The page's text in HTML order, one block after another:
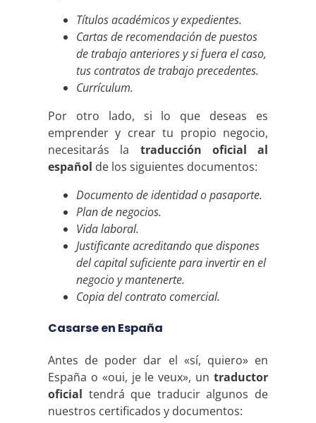
Títulos académicos y expedientes.
Cartas de recomendación de puestos
de trabajo anteriores y si fuera el caso,
tus contratos de trabajo precedentes.
Currículum.
Por otro lado, si lo que deseas es
emprender y crear tu propio negocio,
necesitarás la traducción oficial al
español de los siguientes documentos:
Documento de identidad o pasaporte.
Plan de negocios.
Vida laboral.
Justificante acreditando que dispones
del capital suficiente para invertir en el
negocio y mantenerte.
Copia del contrato comercial.
Casarse en España
Antes de poder dar el «sí, quiero» en
España o «oui, je le veux», un traductor
oficial tendrá que traducir algunos de
nuestros certificados y documentos: